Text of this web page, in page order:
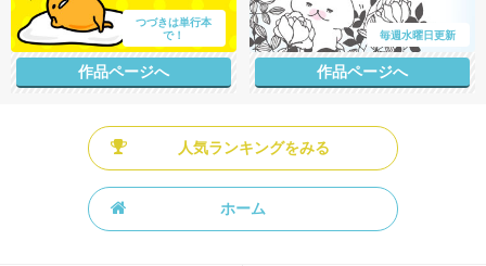
つづきは単行本
で！
作品ページへ
毎週水曜日更新
作品ページへ
人気ランキングをみる
ホーム